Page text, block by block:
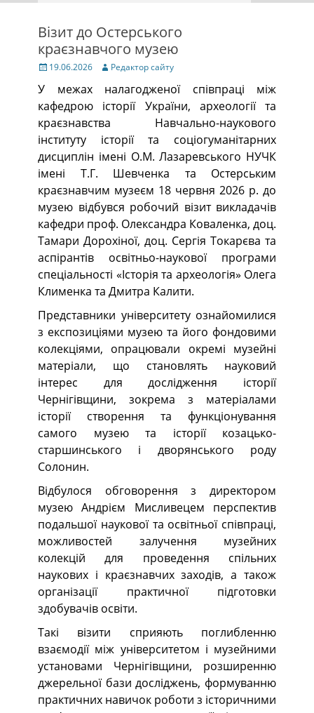
Візит до Остерського
краєзнавчого музею
Posted
19.06.2026 Author
Редактор сайту
У межах налагодженої співпраці між
кафедрою історії України, археології та
краєзнавства Навчально-наукового
інституту історії та соціогуманітарних
дисциплін імені О.М. Лазаревського НУЧК
імені Т.Г. Шевченка та Остерським
краєзнавчим музеєм 18 червня 2026 р. до
музею відбувся робочий візит викладачів
кафедри проф. Олександра Коваленка, доц.
Тамари Дорохіної, доц. Сергія Токарєва та
аспірантів освітньо-наукової програми
спеціальності «Історія та археологія» Олега
Клименка та Дмитра Калити.
Представники університету ознайомилися
з експозиціями музею та його фондовими
колекціями, опрацювали окремі музейні
матеріали, що становлять науковий
інтерес для дослідження історії
Чернігівщини, зокрема з матеріалами
історії створення та функціонування
самого музею та історії козацько-
старшинського і дворянського роду
Солонин.
Відбулося обговорення з директором
музею Андрієм Мисливецем перспектив
подальшої наукової та освітньої співпраці,
можливостей залучення музейних
колекцій для проведення спільних
наукових і краєзнавчих заходів, а також
організації практичної підготовки
здобувачів освіти.
Такі візити сприяють поглибленню
взаємодії між університетом і музейними
установами Чернігівщини, розширенню
джерельної бази досліджень, формуванню
практичних навичок роботи з історичними